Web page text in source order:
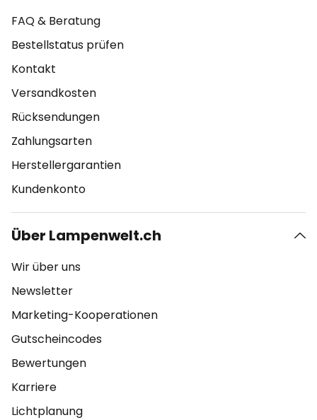
FAQ & Beratung
Bestellstatus prüfen
Kontakt
Versandkosten
Rücksendungen
Zahlungsarten
Herstellergarantien
Kundenkonto
Über Lampenwelt.ch
Wir über uns
Newsletter
Marketing-Kooperationen
Gutscheincodes
Bewertungen
Karriere
Lichtplanung